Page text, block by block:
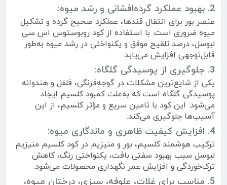
2. بهبود عملکرد گرده‌افشانی و رشد میوه:
عنصر بور برای انتقال قندها، عملکرد صحیح گرده و تشکیل
میوه ضروری است. با استفاده از کود روبوستوس اس سی
لبوسل، درصد تلقیح موفق و یکنواختی در رشد میوه به‌طور
قابل‌توجهی افزایش می‌یابد.
3. جلوگیری از پوسیدگی گلگاه:
یکی از شایع‌ترین مشکلات در گوجه‌فرنگی، فلفل و هندوانه
پوسیدگی گلگاه است که به‌علت کمبود کلسیم ایجاد
می‌شود. این کود با تامین سریع و مؤثر کلسیم، از این
آسیب‌ها جلوگیری می‌کند.
4. افزایش کیفیت ظاهری و ماندگاری میوه:
ترکیب هوشمند کلسیم، بور و منیزیم در کود کلسیم منیزیم
لبوسل سبب بهبود سفتی بافت، یکنواختی رنگ، کاهش
ترک‌خوردگی و افزایش عمر نگهداری محصولات می‌شود.
5. مناسب برای غلات، علوفه، سبزی، درختان میوه،